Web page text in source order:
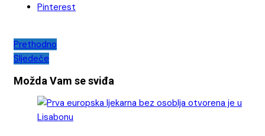
Pinterest
Navigacija
objava
Prethodno
Sljedeće
Možda Vam se sviđa